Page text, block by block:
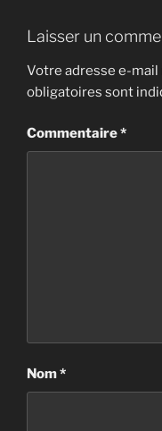
Laisser un
Votre adresse e-mail
obligatoires sont
Commentaire*
Nom*